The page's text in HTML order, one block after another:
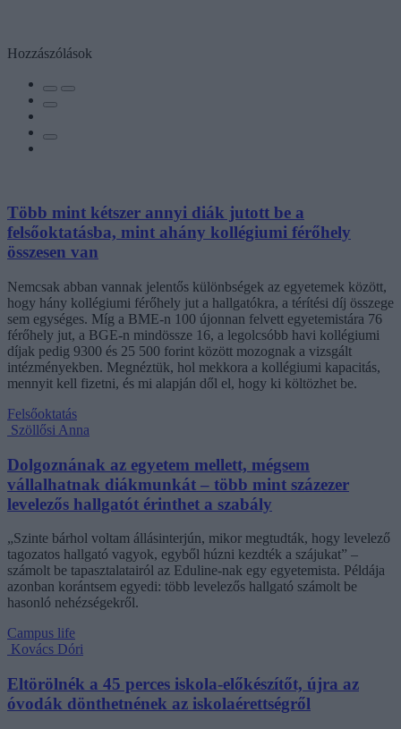
Hozzászólások
Több mint kétszer annyi diák jutott be a
felsőoktatásba, mint ahány kollégiumi férőhely
összesen van
Nemcsak abban vannak jelentős különbségek az egyetemek között,
hogy hány kollégiumi férőhely jut a hallgatókra, a térítési díj összege
sem egységes. Míg a BME-n 100 újonnan felvett egyetemistára 76
férőhely jut, a BGE-n mindössze 16, a legolcsóbb havi kollégiumi
díjak pedig 9300 és 25 500 forint között mozognak a vizsgált
intézményekben. Megnéztük, hol mekkora a kollégiumi kapacitás,
mennyit kell fizetni, és mi alapján dől el, hogy ki költözhet be.
Felsőoktatás
Szöllősi Anna
Dolgoznának az egyetem mellett, mégsem
vállalhatnak diákmunkát – több mint százezer
levelezős hallgatót érinthet a szabály
„Szinte bárhol voltam állásinterjún, mikor megtudták, hogy levelező
tagozatos hallgató vagyok, egyből húzni kezdték a szájukat” –
számolt be tapasztalatairól az Eduline-nak egy egyetemista. Példája
azonban korántsem egyedi: több levelezős hallgató számolt be
hasonló nehézségekről.
Campus life
Kovács Dóri
Eltörölnék a 45 perces iskola-előkészítőt, újra az
óvodák dönthetnének az iskolaérettségről